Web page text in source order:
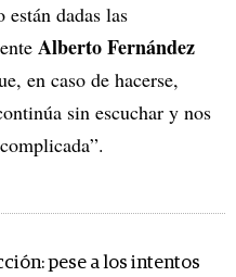
están dadas las
Alberto Fernández
en caso de hacerse,
sin escuchar y nos
pese a los intentos